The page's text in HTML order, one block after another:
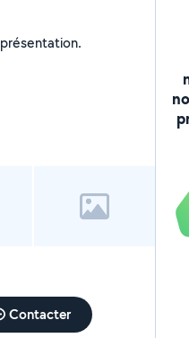
Je n'ai pas encore renseigné ma présentation.
Contacter